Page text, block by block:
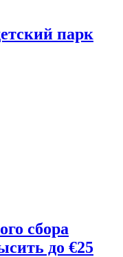
парк
сбора
до €25